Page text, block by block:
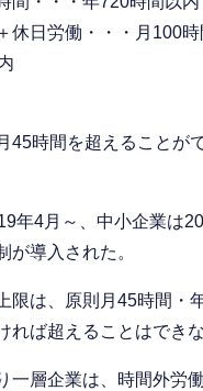
休日労働・・・月100
45時間を超えることが
年4月～、中小企業は
が導入された。
限は、原則月45時間・
れば超えることはできな
一層企業は、時間外労